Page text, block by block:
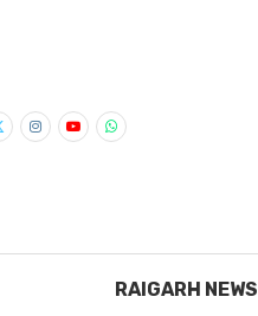
RAIGARH NEWS